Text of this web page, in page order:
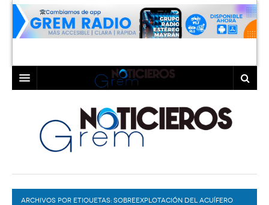
LAGUNA
TORREÓN
GÓMEZ PALACIO
LERDO
COAHUILA
DURANGO
DEPORTES
ARCHIVOS POR ETIQUETAS: SOBREEXPLOTACIÓN DEL ACUÍFERO